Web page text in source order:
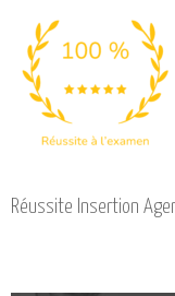
Réussite Insertion